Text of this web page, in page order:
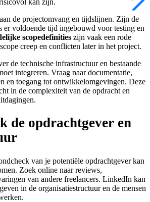
de projectomvang en tijdslijnen. Zijn de
er voldoende tijd ingebouwd voor testing en
scopedefinities zijn vaak een rode
creep en conflicten later in het project.
de technische infrastructuur en bestaande
integreren. Vraag naar documentatie,
en toegang tot ontwikkelomgevingen. Deze
in de complexiteit van de opdracht en
de opdrachtgever en
van je potentiële opdrachtgever kan
Zoek online naar reviews,
van andere freelancers. LinkedIn kan
in de organisatiestructuur en de mensen